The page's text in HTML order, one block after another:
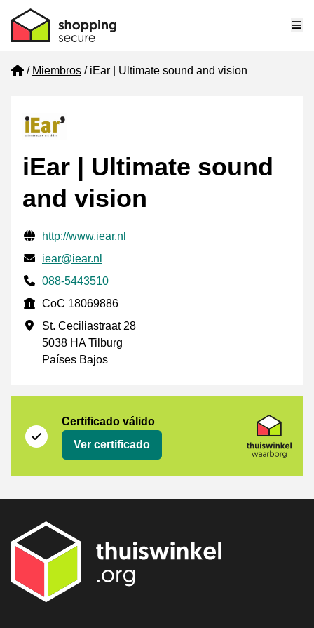
Home
Miembros iEar | Ultimate sound and vision
iEar | Ultimate sound
and vision
Información de contacto verificada
Website URL
http://www.iear.nl
Envía un correo electrónico a
iear@iear.nl
Phone number
088-5443510
CoC
CoC 18069886
Dirección de la empresa
St. Ceciliastraat 28
5038 HA Tilburg
Países Bajos
Certificado válido
Ver certificado